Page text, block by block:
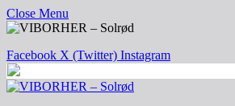
Close Menu
Facebook X (Twitter) Instagram